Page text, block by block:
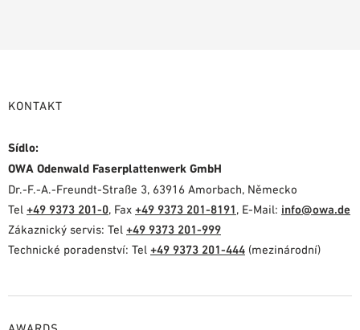
KONTAKT
Sídlo:
OWA Odenwald Faserplattenwerk GmbH
Dr.-F.-A.-Freundt-Straße 3, 63916 Amorbach, Německo
Tel +49 9373 201-0, Fax +49 9373 201-8191, E-Mail: info@owa.de
Zákaznický servis: Tel +49 9373 201-999
Technické poradenství: Tel +49 9373 201-444 (mezinárodní)